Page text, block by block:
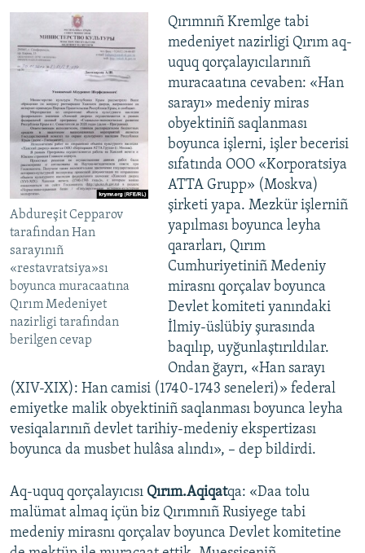
Abdureşit Cepparov
tarafından Han
sarayınıñ
«restavratsiya»sı
boyunca muracaatına
Qırım Medeniyet
nazirligi tarafından
berilgen cevap
Qırımnıñ Kremlge tabi
medeniyet nazirligi Qırım aq-
uquq qorçalayıcılarınıñ
muracaatına cevaben: «Han
sarayı» medeniy miras
obyektiniñ saqlanması
boyunca işlerni, işler becerisi
sıfatında OOO «Korporatsiya
ATTA Grupp» (Moskva)
şirketi yapa. Mezkür işlerniñ
yapılması boyunca leyha
qararları, Qırım
Cumhuriyetiniñ Medeniy
mirasnı qorçalav boyunca
Devlet komiteti yanındaki
İlmiy-üslübiy şurasında
baqılıp, uyğunlaştırıldılar.
Ondan ğayrı, «Han sarayı
(XIV-XIX): Han camisi (1740-1743 seneleri)» federal
emiyetke malik obyektiniñ saqlanması boyunca leyha
vesiqalarınıñ devlet tarihiy-medeniy ekspertizası
boyunca da musbet hulâsa alındı», – dep bildirdi.
Aq-uquq qorçalayıcısı Qırım.Aqiqatqa: «Daa tolu
malümat almaq içün biz Qırımnıñ Rusiyege tabi
medeniy mirasnı qorçalav boyunca Devlet komitetine